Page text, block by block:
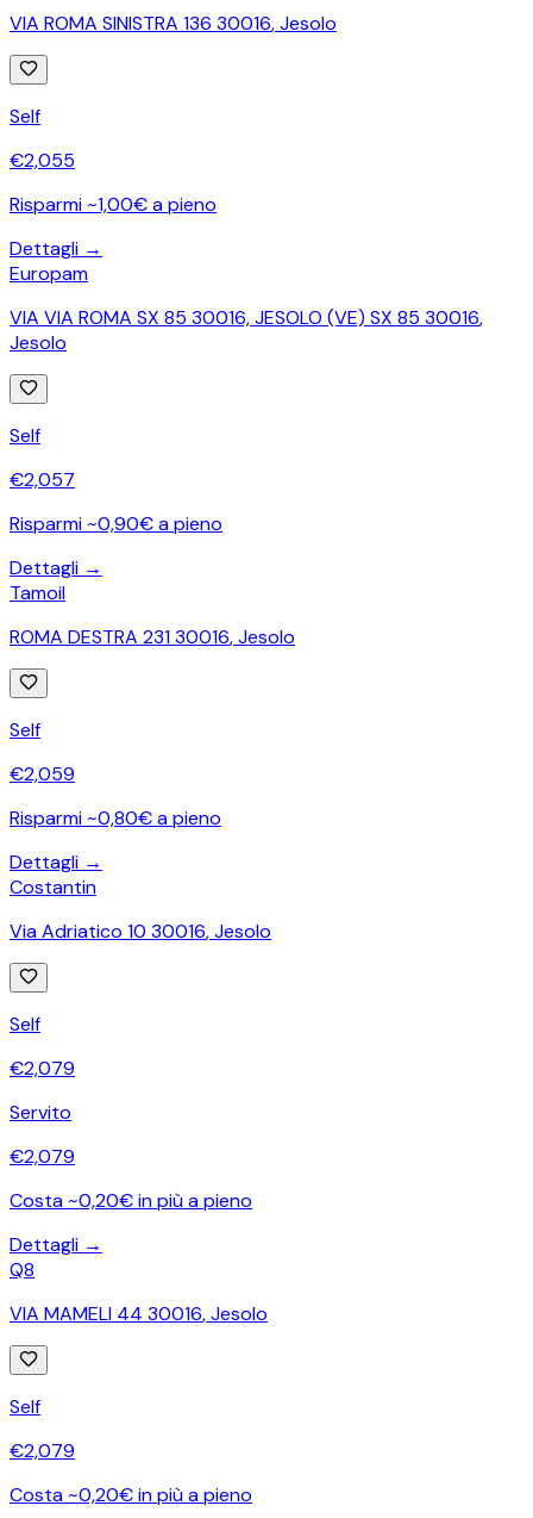
VIA ROMA SINISTRA 136 30016,Jesolo
Self
€2,055
Risparmi ~1,00€ a pieno
Dettagli →
Europam
VIA VIA ROMA SX 85 30016, JESOLO (VE) SX 85 30016,
Jesolo
Self
€2,057
Risparmi ~0,90€ a pieno
Dettagli →
Tamoil
ROMA DESTRA 231 30016,Jesolo
Self
€2,059
Risparmi ~0,80€ a pieno
Dettagli →
Costantin
Via Adriatico 10 30016,Jesolo
Self
€2,079
Servito
€2,079
Costa ~0,20€ in più a pieno
Dettagli →
Q8
VIA MAMELI 44 30016,Jesolo
Self
€2,079
Costa ~0,20€ in più a pieno